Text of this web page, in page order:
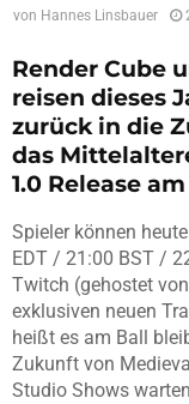
von Hannes Linsbauer
Render Cube
reisen dieses
zurück in die
das
1.0 Release
Spieler können
EDT / 21:00 BST /
Twitch (gehostet
exklusiven neuen
heißt es am Ball
Zukunft von
Studio Shows